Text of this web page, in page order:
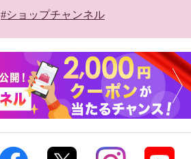
#ショップチャンネル